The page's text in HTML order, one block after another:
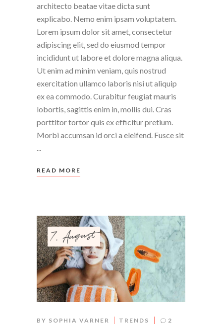
architecto beatae vitae dicta sunt
explicabo. Nemo enim ipsam voluptatem.
Lorem ipsum dolor sit amet, consectetur
adipiscing elit, sed do eiusmod tempor
incididunt ut labore et dolore magna aliqua.
Ut enim ad minim veniam, quis nostrud
exercitation ullamco laboris nisi ut aliquip
ex ea commodo. Curabitur feugiat mauris
lobortis, sagittis enim in, mollis dui. Cras
porttitor tortor quis ex efficitur pretium.
Morbi accumsan id orci a eleifend. Fusce sit
READ MORE
7. August
BY SOPHIA VARNER TRENDS 2